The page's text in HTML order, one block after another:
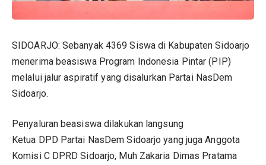
SIDOARJO: Sebanyak 4369 Siswa di Kabupaten Sidoarjo
menerima beasiswa Program Indonesia Pintar (PIP)
melalui jalur aspiratif yang disalurkan Partai NasDem
Sidoarjo.
Penyaluran beasiswa dilakukan langsung
Ketua DPD Partai NasDem Sidoarjo yang juga Anggota
Komisi C DPRD Sidoarjo, Muh Zakaria Dimas Pratama